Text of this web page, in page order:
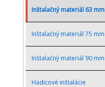
Inštalačný materiál 63 mm
Inštalačný materiál 75 mm
Inštalačný materiál 90 mm
Hadicové inštalácie